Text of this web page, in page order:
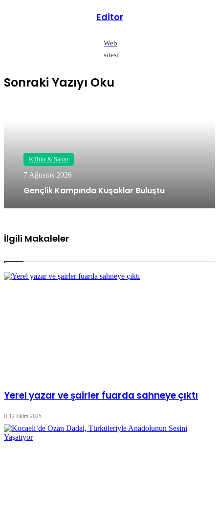
Editor
Web
sitesi
Sonraki Yazıyı Oku
Kültür & Sanat
7 Ağustos 2026
Gençlik Kampında Kuşaklar Buluştu
İlgili Makaleler
Yerel yazar ve şairler fuarda sahneye çıktı
12 Ekim 2025